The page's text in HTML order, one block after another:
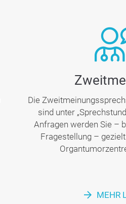
Die
sind unter
Anfragen werden Sie –
Fragestellung –
MEHR